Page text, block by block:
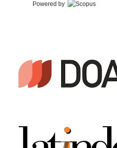
Powered by